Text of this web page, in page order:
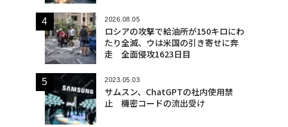
2026.08.05
ロシアの攻撃で給油所が150キロにわ
たり全滅、ウは米国の引き寄せに奔
走 全面侵攻1623日目
2023.05.03
サムスン、ChatGPTの社内使用禁
止 機密コードの流出受け